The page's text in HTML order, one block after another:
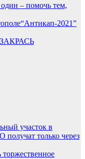
– помочь тем,
“Антикап-2021”
ЗАКРАСЬ
участок в
получат только через